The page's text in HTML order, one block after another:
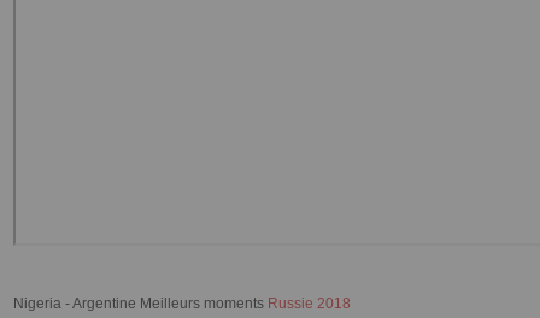
Nigeria - Argentine Meilleurs moments Russie 2018